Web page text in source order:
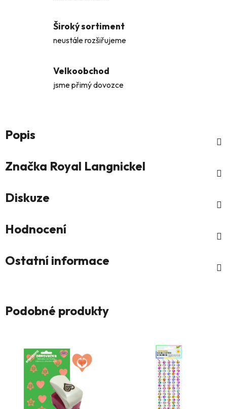
Široký sortiment
neustále rozšiřujeme
Velkoobchod
jsme přimý dovozce
Popis
Značka Royal Langnickel
Diskuze
Hodnocení
Ostatní informace
Podobné produkty